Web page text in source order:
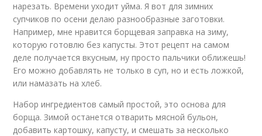
нарезать. Времени уходит уйма. Я вот для зимних
супчиков по осени делаю разнообразные заготовки.
Например, мне нравится борщевая заправка на зиму,
которую готовлю без капусты. Этот рецепт на самом
деле получается вкусным, ну просто пальчики оближешь!
Его можно добавлять не только в суп, но и есть ложкой,
или намазать на хлеб.
Набор ингредиентов самый простой, это основа для
борща. Зимой останется отварить мясной бульон,
добавить картошку, капусту, и смешать за несколько